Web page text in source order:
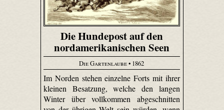
Die Hundepost auf den
nordamerikanischen Seen
Die Gartenlaube• 1862
Im Norden stehen einzelne Forts mit ihrer
kleinen Besatzung, welche den langen
Winter über vollkommen abgeschnitten